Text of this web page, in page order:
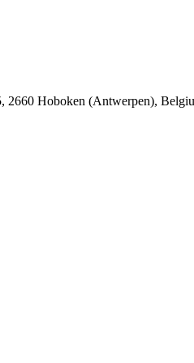
2660 Hoboken (Antwerpen),